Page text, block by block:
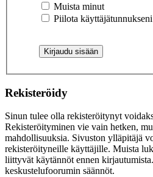
Muista minut
Piilota
Rekisteröidy
Sinun tulee olla rekisteröitynyt
Rekisteröityminen vie vain hetken,
mahdollisuuksia. Sivuston ylläpitäjä
rekisteröityneille käyttäjille. Muista
liittyvät käytännöt ennen
keskustelufoorumin säännöt.